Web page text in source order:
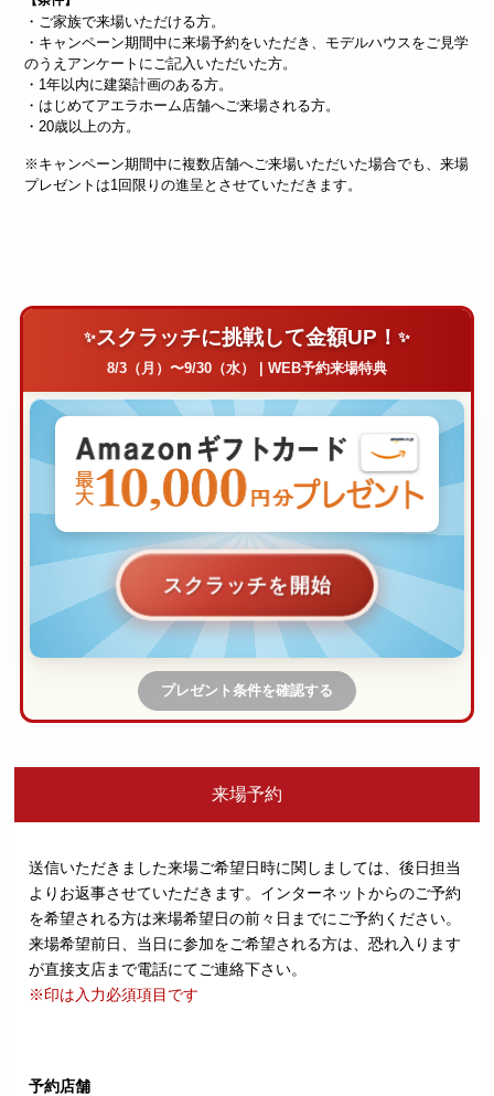
・ご家族で来場いただける方。
・キャンペーン期間中に来場予約をいただき、モデルハウスをご見学
のうえアンケートにご記入いただいた方。
・1年以内に建築計画のある方。
・はじめてアエラホーム店舗へご来場される方。
・20歳以上の方。
※キャンペーン期間中に複数店舗へご来場いただいた場合でも、来場
プレゼントは1回限りの進呈とさせていただきます。
スクラッチに挑戦して金額UP！
8/3（月）〜9/30（水） | WEB予約来場特典
スクラッチを開始
プレゼント条件を確認する
来場予約
送信いただきました来場ご希望日時に関しましては、後日担当
よりお返事させていただきます。 インターネットからのご予約
を希望される方は来場希望日の前々日までにご予約ください。
来場希望前日、当日に参加をご希望される方は、恐れ入ります
が直接支店まで電話にてご連絡下さい。
※印は入力必須項目です
予約店舗